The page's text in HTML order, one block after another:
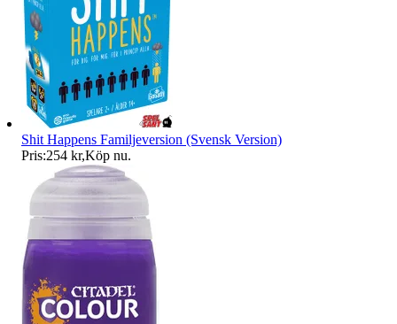
Shit Happens Familjeversion (Svensk Version)
Pris:254 kr,Köp nu.